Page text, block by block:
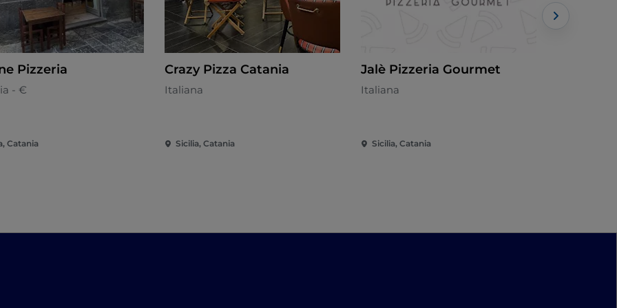
Pizzeria
- €
Catania
Crazy Pizza Catania
Italiana
Sicilia, Catania
Jalè Pizzeria Gourmet
Italiana
Sicilia, Catania